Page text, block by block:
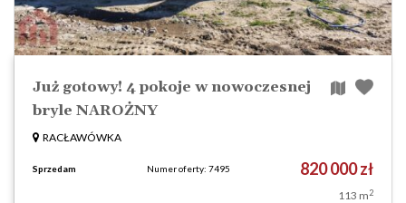
Już gotowy! 4 pokoje w nowoczesnej
bryle NAROŻNY
RACŁAWÓWKA
Sprzedam Numer oferty: 7495 820 000 zł
113 m2